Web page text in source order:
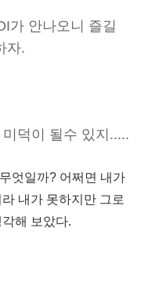
가 안나오니 즐길
자.
덕이 될수 있지.....
엇일까? 어쩌면 내가
내가 못하지만 그로
해 보았다.